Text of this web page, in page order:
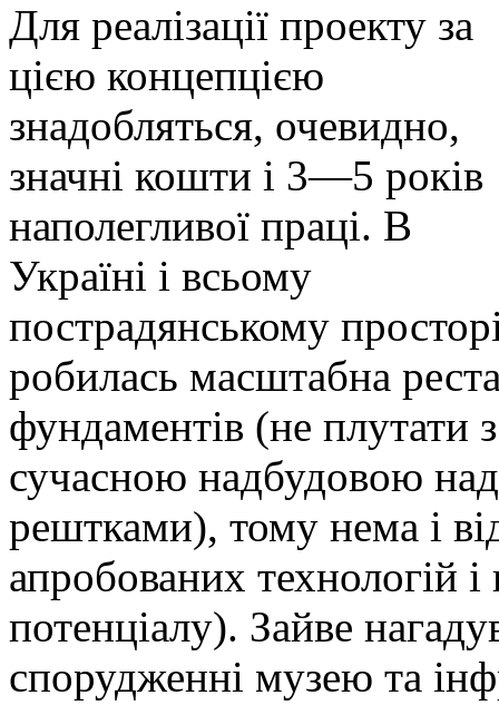
Для реалізації проекту за
цією концепцією
знадобляться, очевидно,
значні кошти і 3—5 років
наполегливої праці. В
Україні і всьому
пострадянському
робилась масштабна
фундаментів (не плутати
сучасною надбудовою
рештками), тому нема і
апробованих технологій і
потенціалу). Зайве
спорудженні музею та